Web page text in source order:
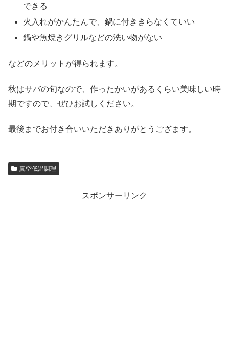
できる
火入れがかんたんで、鍋に付ききらなくていい
鍋や魚焼きグリルなどの洗い物がない
などのメリットが得られます。
秋はサバの旬なので、作ったかいがあるくらい美味しい時
期ですので、ぜひお試しください。
最後までお付き合いいただきありがとうござます。
真空低温調理
スポンサーリンク